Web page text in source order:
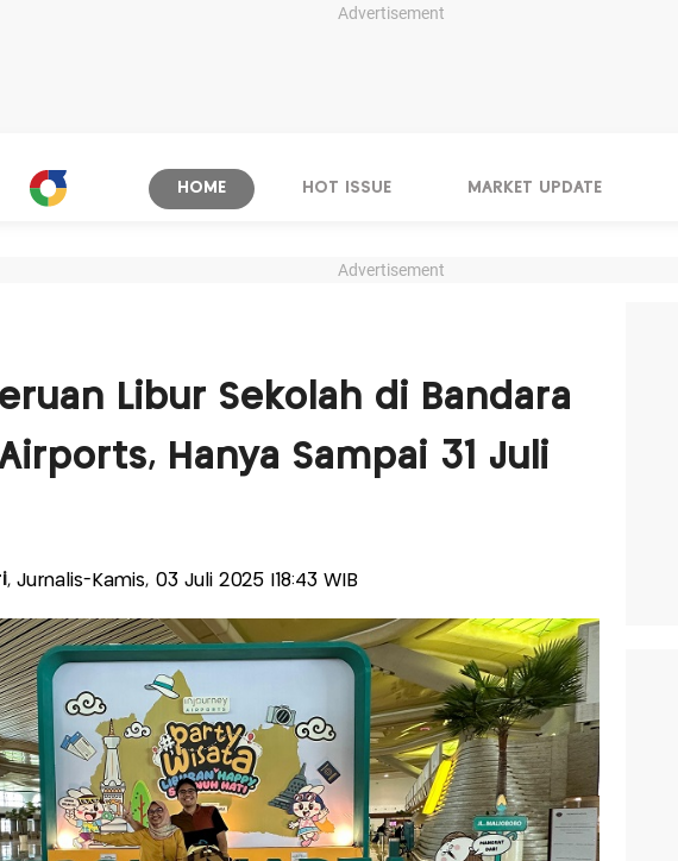
Advertisement
HOME HOT ISSUE MARKET UPDATE
Advertisement
Libur Sekolah di Bandara
Hanya Sampai 31 Juli
, Jurnalis-Kamis, 03 Juli 2025 |18:43 WIB